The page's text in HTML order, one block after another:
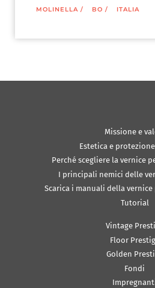
MOLINELLA / BO / ITALIA
Missione e
Estetica e
Perché scegliere la vernice
I principali nemici delle
Scarica i manuali della vernice
Tutorial
Vintage
Floor
Golden
Fondi